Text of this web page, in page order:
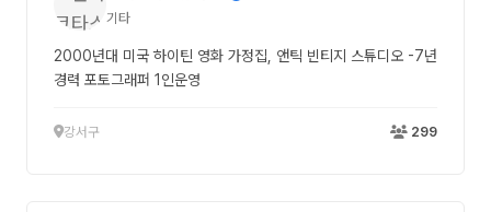
기타
2000년대 미국 하이틴 영화 가정집, 앤틱 빈티지 스튜디오 -7년
경력 포토그래퍼 1인운영
강서구 299